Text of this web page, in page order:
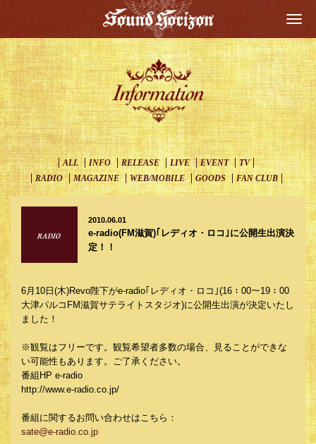
ALL INFO RELEASE LIVE EVENT
TV
RADIO
MAGAZINE WEB/MOBILE GOODS FAN CLUB
2010.06.01
e-radio(FM滋賀)｢レディオ・ロコ｣に公開生出演決
定！！
6月10日(木)Revo陛下がe-radio｢レディオ・ロコ｣(16：00～19：00
大津パルコFM滋賀サテライトスタジオ)に公開生出演が決定いたし
ました！
※観覧はフリーです。観覧希望者多数の場合、見ることができな
い可能性もあります。ご了承ください。
番組HP e-radio
http://www.e-radio.co.jp/
番組に関するお問い合わせはこちら：
sate@e-radio.co.jp